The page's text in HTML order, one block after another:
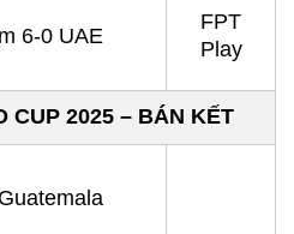
6-0 UAE
FPT
Play
CUP 2025 – BÁN KẾT